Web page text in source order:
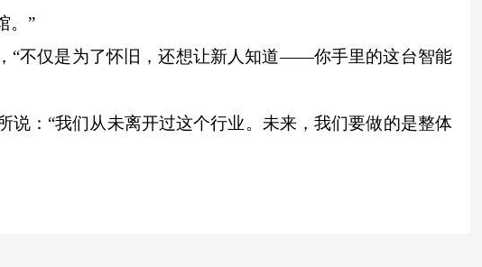
。”
不仅是为了怀旧，还想让新人知道——你手里的这台智能
：“我们从未离开过这个行业。未来，我们要做的是整体